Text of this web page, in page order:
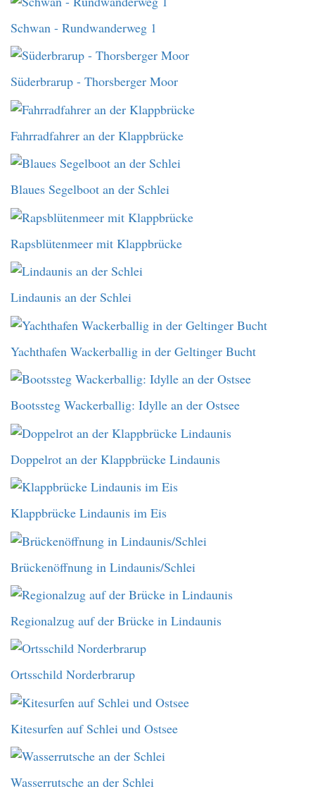
Schwan - Rundwanderweg 1
Süderbrarup - Thorsberger Moor
Fahrradfahrer an der Klappbrücke
Blaues Segelboot an der Schlei
Rapsblütenmeer mit Klappbrücke
Lindaunis an der Schlei
Yachthafen Wackerballig in der Geltinger Bucht
Bootssteg Wackerballig: Idylle an der Ostsee
Doppelrot an der Klappbrücke Lindaunis
Klappbrücke Lindaunis im Eis
Brückenöffnung in Lindaunis/Schlei
Regionalzug auf der Brücke in Lindaunis
Ortsschild Norderbrarup
Kitesurfen auf Schlei und Ostsee
Wasserrutsche an der Schlei